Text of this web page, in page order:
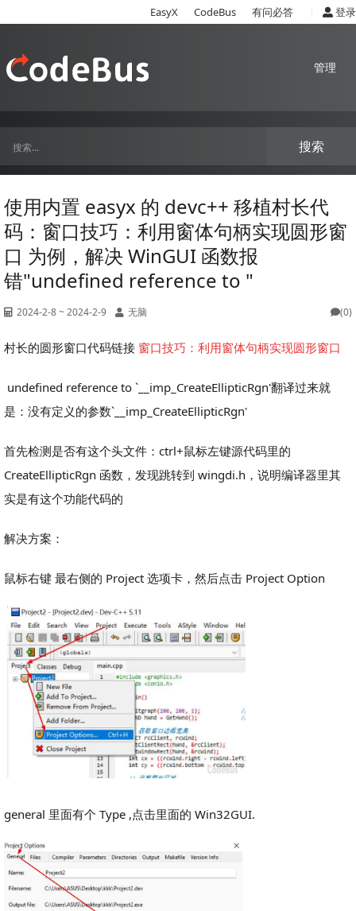
EasyX CodeBus 有问必答 登录
管理
使用内置 easyx 的 devc++ 移植村长代
码：窗口技巧：利用窗体句柄实现圆形窗
口 为例，解决 WinGUI 函数报
错"undefined reference to "
2024-2-8 ~ 2024-2-9 无脑 (0)
村长的圆形窗口代码链接 窗口技巧：利用窗体句柄实现圆形窗口
undefined reference to `__imp_CreateEllipticRgn'翻译过来就
是：没有定义的参数`__imp_CreateEllipticRgn'
首先检测是否有这个头文件：ctrl+鼠标左键源代码里的
CreateEllipticRgn 函数，发现跳转到 wingdi.h，说明编译器里其
实是有这个功能代码的
解决方案：
鼠标右键 最右侧的 Project 选项卡，然后点击 Project Option
general 里面有个 Type ,点击里面的 Win32GUI.
搜索